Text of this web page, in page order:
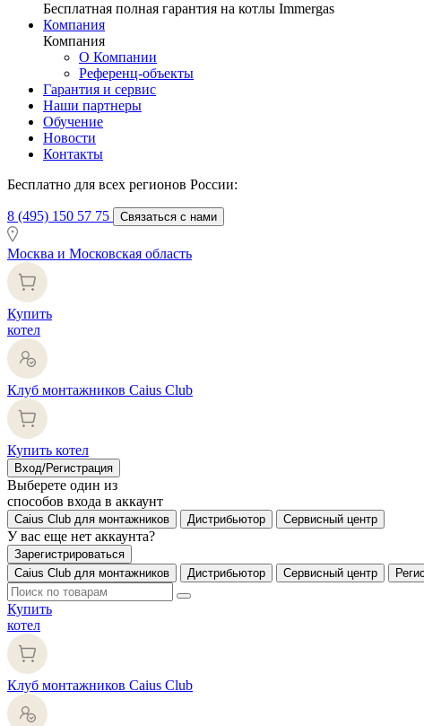
Бесплатная полная гарантия на котлы Immergas
Компания
Компания
О Компании
Референц-объекты
Гарантия и сервис
Наши партнеры
Обучение
Новости
Контакты
Бесплатно для всех регионов России:
8 (495) 150 57 75 Связаться с нами
Москва и Московская область
Купить
котел
Клуб монтажников Caius Club
Купить котел
Вход/Регистрация
Выберете один из
способов входа в аккаунт
Caius Club для монтажников Дистрибьютор Сервисный центр
У вас еще нет аккаунта?
Зарегистрироваться
Caius Club для монтажников
Дистрибьютор Сервисный центр
Купить
котел
Клуб монтажников Caius Club